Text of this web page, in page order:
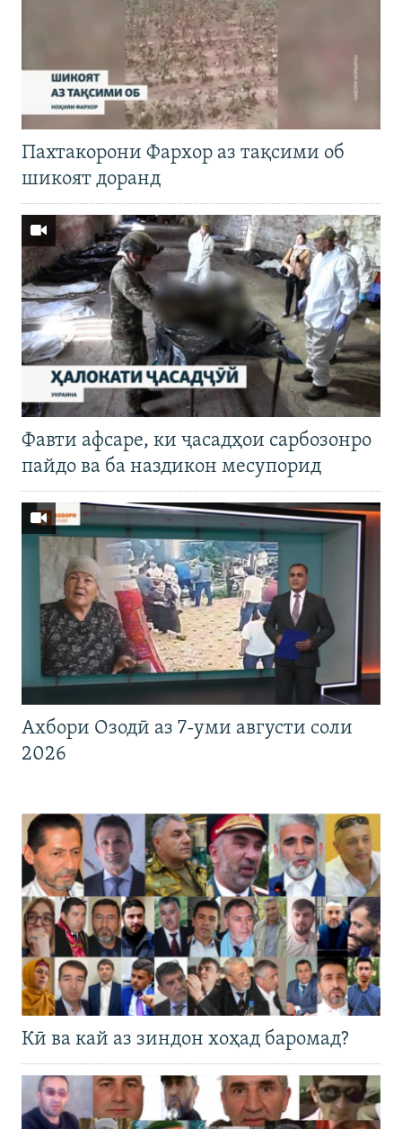
Пахтакорони Фархор аз тақсими об
шикоят доранд
Фавти афсаре, ки ҷасадҳои сарбозонро
пайдо ва ба наздикон месупорид
Ахбори Озодӣ аз 7-уми августи соли
2026
Кӣ ва кай аз зиндон хоҳад баромад?